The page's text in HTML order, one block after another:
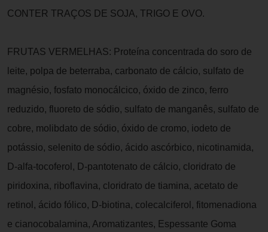
CONTER TRAÇOS DE SOJA, TRIGO E OVO.
FRUTAS VERMELHAS: Proteína concentrada do soro de
leite, polpa de beterraba, carbonato de cálcio, sulfato de
magnésio, fosfato monocálcico, óxido de zinco, ferro
reduzido, fluoreto de sódio, sulfato de manganês, sulfato de
cobre, molibdato de sódio, óxido de cromo, iodeto de
potássio, selenito de sódio, ácido ascórbico, nicotinamida,
D-alfa-tocoferol, D-pantotenato de cálcio, cloridrato de
piridoxina, riboflavina, cloridrato de tiamina, acetato de
retinol, ácido fólico, D-biotina, colecalciferol, fitomenadiona
e cianocobalamina, Aromatizantes, Espessante Goma